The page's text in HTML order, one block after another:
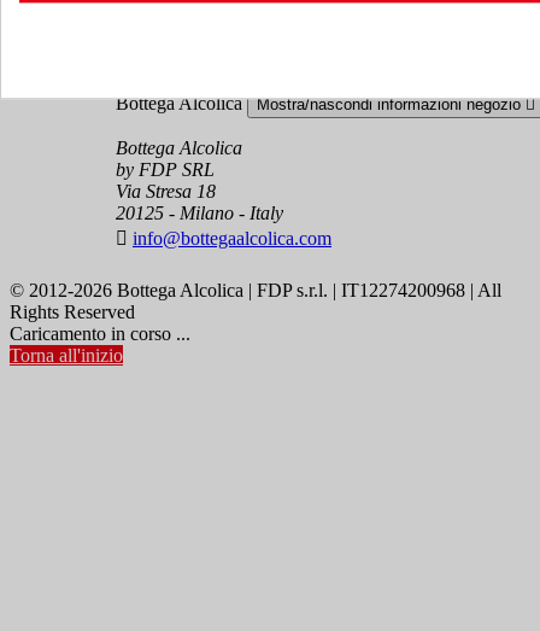
Bottega Alcolica Mostra/nascondi informazioni negozio
Bottega Alcolica
by FDP SRL
Via Stresa 18
20125 - Milano - Italy
 info@bottegaalcolica.com
© 2012-2026 Bottega Alcolica | FDP s.r.l. | IT12274200968 | All
Rights Reserved
Caricamento in corso ...
Torna all'inizio